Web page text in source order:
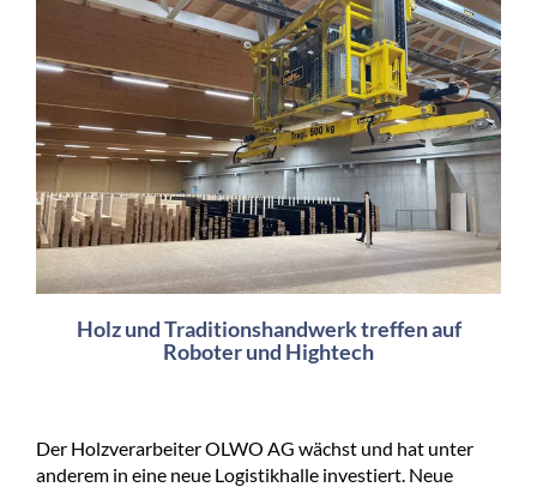
Holz und Traditionshandwerk treffen auf
Roboter und Hightech
Der Holzverarbeiter OLWO AG wächst und hat unter
anderem in eine neue Logistikhalle investiert. Neue